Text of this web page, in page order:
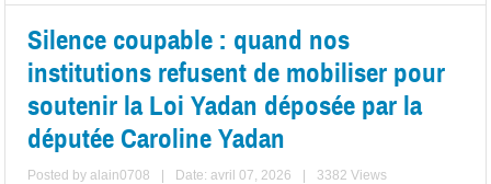
Silence coupable : quand nos
institutions refusent de mobiliser pour
soutenir la Loi Yadan déposée par la
députée Caroline Yadan
Posted byalain0708 Date: avril 07, 2026 3382 Views